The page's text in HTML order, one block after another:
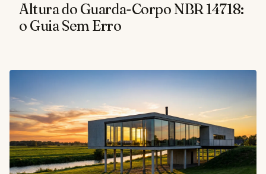
Altura do Guarda-Corpo NBR 14718:
o Guia Sem Erro